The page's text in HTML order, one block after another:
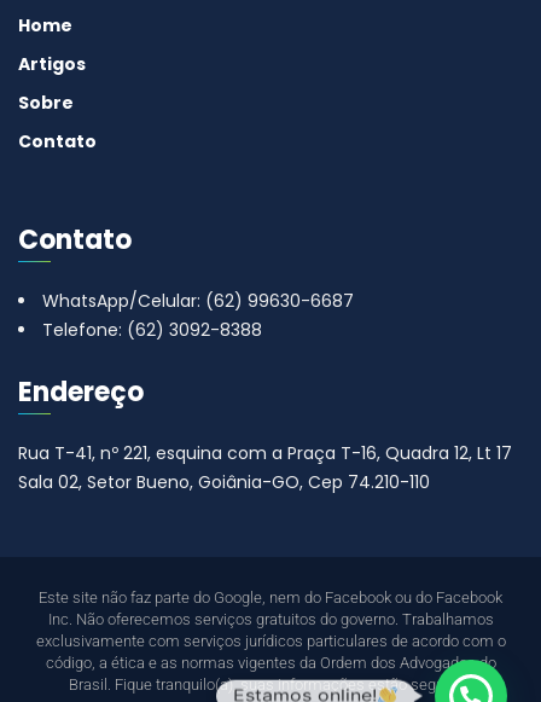
Home
Artigos
Sobre
Contato
Contato
WhatsApp/Celular: (62) 99630-6687
Telefone: (62) 3092-8388
Endereço
Rua T-41, nº 221, esquina com a Praça T-16, Quadra 12, Lt 17
Sala 02, Setor Bueno, Goiânia-GO, Cep 74.210-110
Este site não faz parte do Google, nem do Facebook ou do Facebook
Inc. Não oferecemos serviços gratuitos do governo. Trabalhamos
exclusivamente com serviços jurídicos particulares de acordo com o
código, a ética e as normas vigentes da Ordem dos Advogados do
Brasil. Fique tranquilo(a), suas informações estão seguras.”
Estamos online!